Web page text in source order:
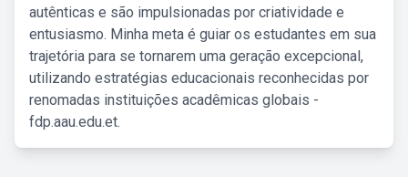
autênticas e são impulsionadas por criatividade e
entusiasmo. Minha meta é guiar os estudantes em sua
trajetória para se tornarem uma geração excepcional,
utilizando estratégias educacionais reconhecidas por
renomadas instituições acadêmicas globais -
fdp.aau.edu.et.